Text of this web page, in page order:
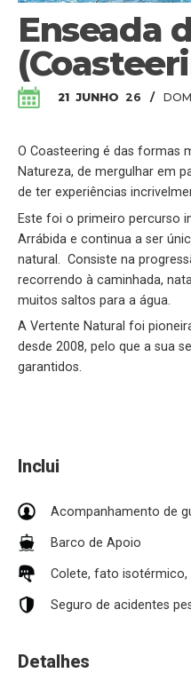
Enseada
21 JUNHO 26 / DOM
O Coasteering é das formas
Natureza, de mergulhar em
de ter experiências
Este foi o primeiro percurso
Arrábida e continua a ser
natural. Consiste na
recorrendo à caminhada,
muitos saltos para a água.
A Vertente Natural foi
desde 2008, pelo que a sua
garantidos.
Inclui
Acompanhamento de
Barco de Apoio
Colete, fato isotérmico,
Seguro de acidentes
Detalhes